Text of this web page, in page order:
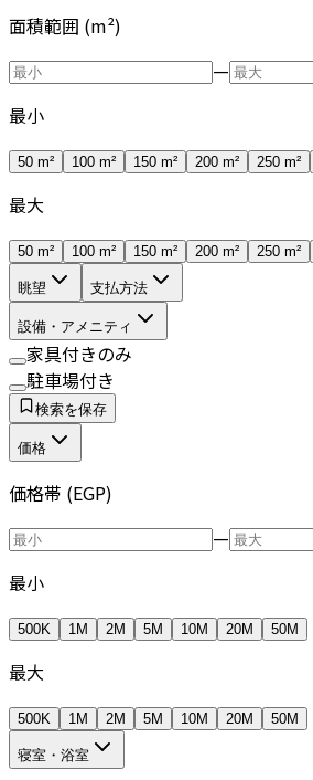
面積範囲 (m²)
—
最小
50 m² 100 m² 150 m² 200 m² 250 m²
最大
50 m² 100 m² 150 m² 200 m² 250 m²
眺望 支払方法
設備・アメニティ
家具付きのみ
駐車場付き
検索を保存
価格
価格帯 (EGP)
—
最小
500K 1M 2M 5M 10M 20M 50M
最大
500K 1M 2M 5M 10M 20M 50M
寝室・浴室